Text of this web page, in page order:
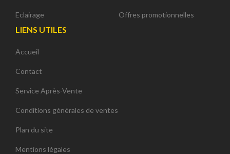
Eclairage Offres promotionnelles
LIENS UTILES
Accueil
Contact
Service Après-Vente
Conditions générales de ventes
Plan du site
Mentions légales